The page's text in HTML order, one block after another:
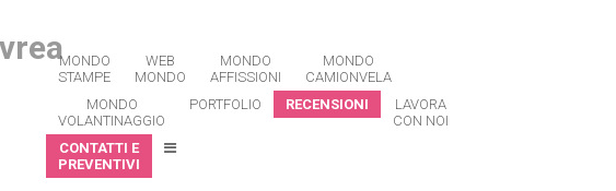
MONDO
STAMPE
WEB
MONDO
MONDO
AFFISSIONI
MONDO
CAMIONVELA
MONDO
VOLANTINAGGIO
PORTFOLIO RECENSIONI
LAVORA
CON NOI
CONTATTI E
PREVENTIVI